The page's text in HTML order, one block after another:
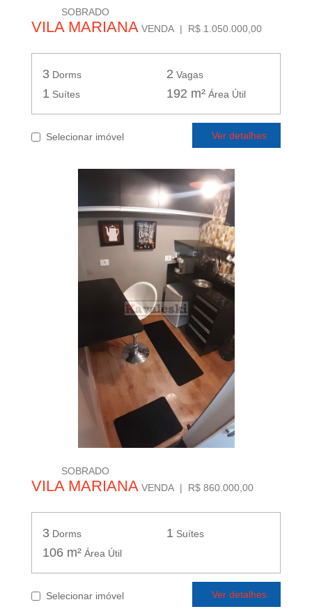
SOBRADO
VILA MARIANA VENDA | R$ 1.050.000,00
3 Dorms 2 Vagas
1 Suítes 192 m² Área Útil
Selecionar imóvel Ver detalhes
SOBRADO
VILA MARIANA VENDA | R$ 860.000,00
3 Dorms 1 Suítes
106 m² Área Útil
Selecionar imóvel Ver detalhes